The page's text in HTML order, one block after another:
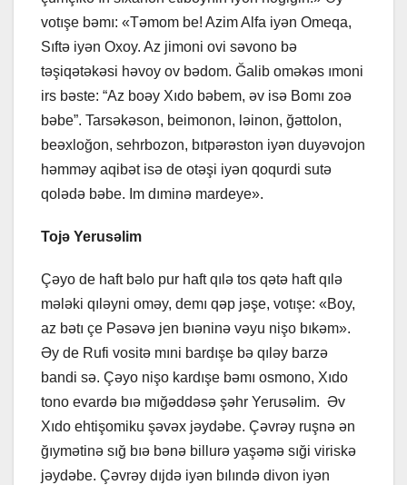
votışe bəmı: «Təmom be! Azim Alfa iyən Omeqa,
Sıftə iyən Oxoy. Az jimoni ovi səvono bə
təşiqətəkəsi həvoy ov bədom. Ğalib oməkəs ımoni
irs bəste: “Az boəy Xıdo bəbem, əv isə Bomı zoə
bəbe”. Tarsəkəson, beimonon, ləinon, ğəttolon,
beəxloğon, sehrbozon, bıtpərəston iyən duyəvojon
həmməy aqibət isə de otəşi iyən qoqurdi sutə
qolədə bəbe. Im dıminə mardeye».
Tojə Yerusəlim
Çəyo de haft bəlo pur haft qılə tos qətə haft qılə
mələki qıləyni oməy, demı qəp jəşe, votışe: «Boy,
az bətı çe Pəsəvə jen bıəninə vəyu nişo bıkəm».
Əy de Rufi vositə mıni bardışe bə qıləy barzə
bandi sə. Çəyo nişo kardışe bəmı osmono, Xıdo
tono evardə bıə mığəddəsə şəhr Yerusəlim. Əv
Xıdo ehtişomiku şəvəx jəydəbe. Çəvrəy ruşnə ən
ğıymətinə sığ bıə bənə billurə yaşəmə sıği viriskə
jəydəbe. Çəvrəy dıjdə iyən bılındə divon iyən